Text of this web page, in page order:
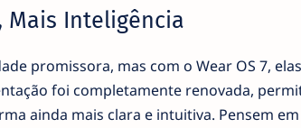
Mais Inteligência
promissora, mas com o Wear OS 7,
foi completamente renovada,
ainda mais clara e intuitiva. Pensem